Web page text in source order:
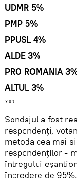
UDMR 5%
PMP 5%
PPUSL 4%
ALDE 3%
PRO ROMANIA
ALTUL 3%
***
Sondajul a fost
respondenţi,
metoda cea mai
respondenților -
întregului
încredere de 95%.